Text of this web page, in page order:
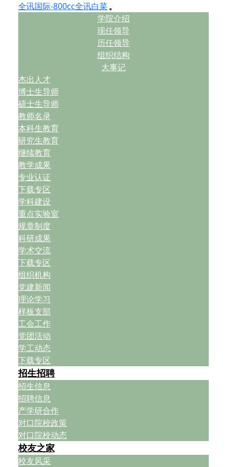
全讯国际-800cc全讯白菜
学院介绍
现任领导
历任领导
组织结构
大事记
杰出人才
博士生导师
硕士生导师
教师名录
本科生教育
研究生教育
继续教育
教学成果
专业认证
下载专区
学科建设
重点实验室
规章制度
科研成果
学术交流
下载专区
组织机构
党建新闻
理论学习
样板支部
工会工作
党团活动
学工动态
下载专区
招生招聘
招生信息
招聘信息
产学研合作
对口院校政策
对口院校动态
校友之家
校友风采